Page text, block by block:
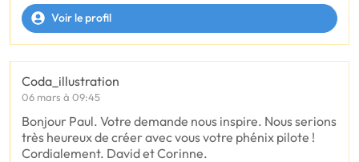
Voir le profil
Coda_illustration
06 mars à 09:45
Bonjour Paul. Votre demande nous inspire. Nous serions
très heureux de créer avec vous votre phénix pilote !
Cordialement. David et Corinne.